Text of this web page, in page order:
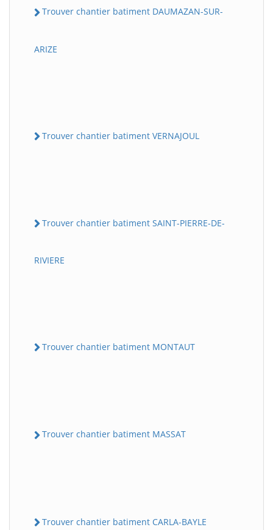
Trouver chantier batiment DAUMAZAN-SUR-
ARIZE
Trouver chantier batiment VERNAJOUL
Trouver chantier batiment SAINT-PIERRE-DE-
RIVIERE
Trouver chantier batiment MONTAUT
Trouver chantier batiment MASSAT
Trouver chantier batiment CARLA-BAYLE